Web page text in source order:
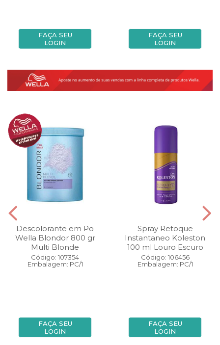
FAÇA SEU
LOGIN
FAÇA SEU
LOGIN
Descolorante em Po
Wella Blondor 800 gr
Multi Blonde
Código: 107354
Embalagem: PC/1
FAÇA SEU
LOGIN
Spray Retoque
Instantaneo Koleston
100 ml Louro Escuro
Código: 106456
Embalagem: PC/1
FAÇA SEU
LOGIN